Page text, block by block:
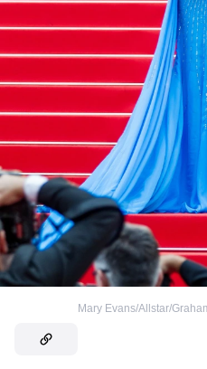
Mary Evans/Allstar/